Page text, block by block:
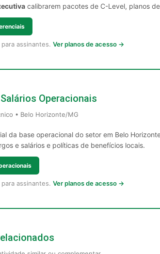
calibrarem pacotes de C-Level, planos
assinantes. Ver planos de acesso →
Operacionais
• Belo Horizonte/MG
da base operacional do setor em Belo
e salários e políticas de benefícios locais.
assinantes. Ver planos de acesso →